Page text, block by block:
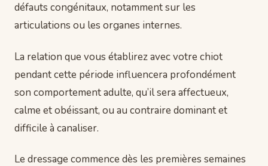
défauts congénitaux, notamment sur les
articulations ou les organes internes.
La relation que vous établirez avec votre chiot
pendant cette période influencera profondément
son comportement adulte, qu’il sera affectueux,
calme et obéissant, ou au contraire dominant et
difficile à canaliser.
Le dressage commence dès les premières semaines